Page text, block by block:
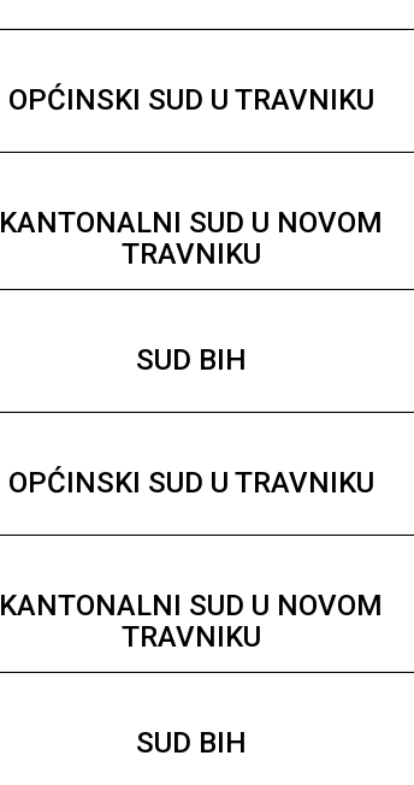
OPĆINSKI SUD U TRAVNIKU
KANTONALNI SUD U NOVOM
TRAVNIKU
SUD BIH
OPĆINSKI SUD U TRAVNIKU
KANTONALNI SUD U NOVOM
TRAVNIKU
SUD BIH